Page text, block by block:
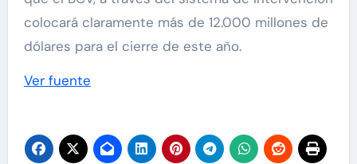
colocará claramente más de 12.000 millones de
dólares para el cierre de este año.
Ver fuente